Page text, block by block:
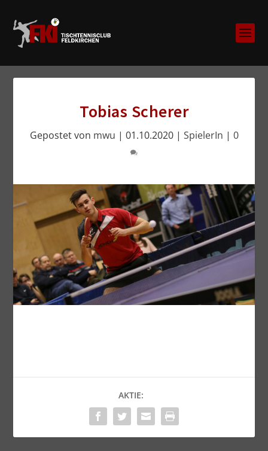
Tobias Scherer
Gepostet von mwu | 01.10.2020| SpielerIn | 0
AKTIE: